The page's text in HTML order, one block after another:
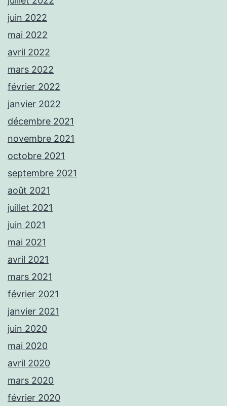
juin 2022
mai 2022
avril 2022
mars 2022
février 2022
janvier 2022
décembre 2021
novembre 2021
octobre 2021
septembre 2021
août 2021
juillet 2021
juin 2021
mai 2021
avril 2021
mars 2021
février 2021
janvier 2021
juin 2020
mai 2020
avril 2020
mars 2020
février 2020